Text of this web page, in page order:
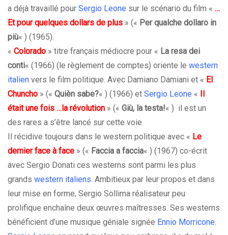
a déjà travaillé pour Sergio Leone sur le scénario du film « …
Et pour quelques dollars de plus » (« Per qualche dollaro in
più« ) (1965).
« Colorado » titre français médiocre pour « La resa dei
conti« (1966) (le règlement de comptes) oriente le western
italien vers le film politique. Avec Damiano Damiani et « El
Chuncho » (« Quièn sabe?« ) (1966) et Sergio Leone «
était une fois …la révolution » (« Giù, la testa!« ) il est un
des rares a s’être lancé sur cette voie.
Il récidive toujours dans le western politique avec « Le
dernier face à face » (« Faccia a faccia« ) (1967) co-écrit
avec Sergio Donati ces westerns sont parmi les plus
grands western italiens. Ambitieux par leur propos et dans
leur mise en forme, Sergio Sollima réalisateur peu
prolifique enchaîne deux œuvres maîtresses. Ses westerns
bénéficient d’une musique géniale signée Ennio Morricone.